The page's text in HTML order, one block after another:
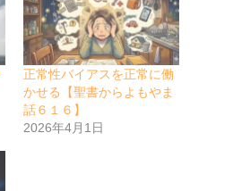
正常性バイアスを正常に働
かせる【聖書からよもやま
話６１６】
2026年4月1日